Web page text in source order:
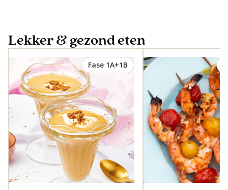
Lekker & gezond eten
Fase 1A+1B